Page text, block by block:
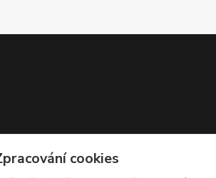
cookies